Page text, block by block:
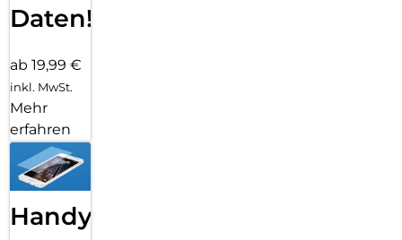
Daten!
ab 19,99 €
inkl. MwSt.
Mehr
erfahren
Handy